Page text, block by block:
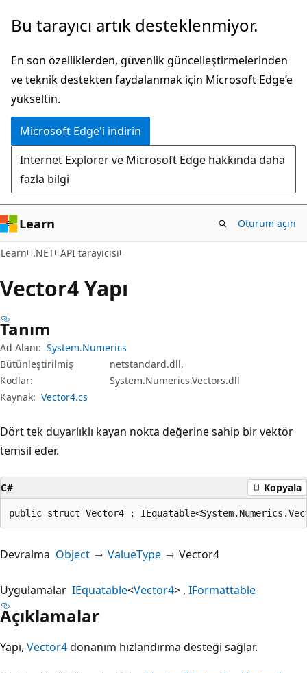
Ana
atla
Sayfa
gezintiye
atla
Bu tarayıcı artık desteklenmiyor.
En son özelliklerden, güvenlik güncelleştirmelerinden
ve teknik destekten faydalanmak için Microsoft Edge’e
yükseltin.
Microsoft Edge'i indirin
Internet Explorer ve Microsoft Edge hakkında daha
fazla bilgi
Learn Oturum açın
Learn .NET API tarayıcısı
Vector4 Yapı
Tanım
Ad Alanı: System.Numerics
Bütünleştirilmiş
Kodlar:
netstandard.dll,
System.Numerics.Vectors.dll
Kaynak: Vector4.cs
Dört tek duyarlıklı kayan nokta değerine sahip bir vektör
temsil eder.
C# Kopyala
public struct Vector4 :
Devralma Object ValueType Vector4
Uygulamalar IEquatable<Vector4> IFormattable
Açıklamalar
Yapı, Vector4donanım hızlandırma desteği sağlar.